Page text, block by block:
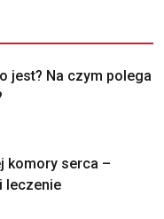
jest? Na czym polega
komory serca –
leczenie